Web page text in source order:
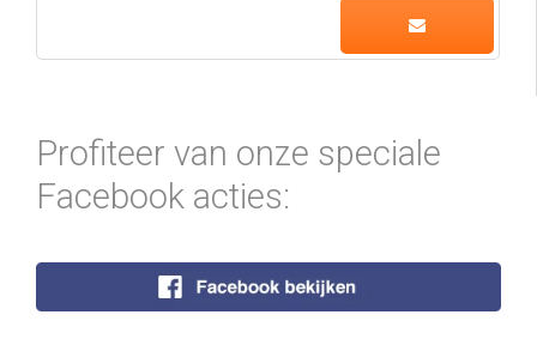
Profiteer van onze speciale
Facebook acties: